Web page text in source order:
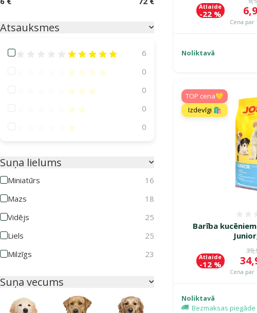
Atsauksmes
Atsauksmes 100%
6
Atsauksmes 80%
0
Atsauksmes 60%
0
Atsauksmes 40%
0
Atsauksmes 20%
0
Suņa lielums
Miniatūrs
16
Mazs
18
Vidējs
25
Liels
25
Milzīgs
23
Suņa vecums
Cena par
Atlaide
-22 %
Noliktavā
Barība
Cena par
Atlaide
-12 %
TOP cena💛
Izdevīgi 🛍️
Noliktavā
Bezmaksas piegāde